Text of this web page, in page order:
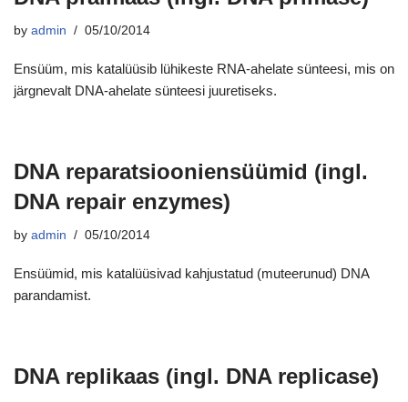
by admin 05/10/2014
Ensüüm, mis katalüüsib lühikeste RNA-ahelate sünteesi, mis on
järgnevalt DNA-ahelate sünteesi juuretiseks.
DNA reparatsiooniensüümid (ingl.
DNA repair enzymes)
by admin 05/10/2014
Ensüümid, mis katalüüsivad kahjustatud (muteerunud) DNA
parandamist.
DNA replikaas (ingl. DNA replicase)